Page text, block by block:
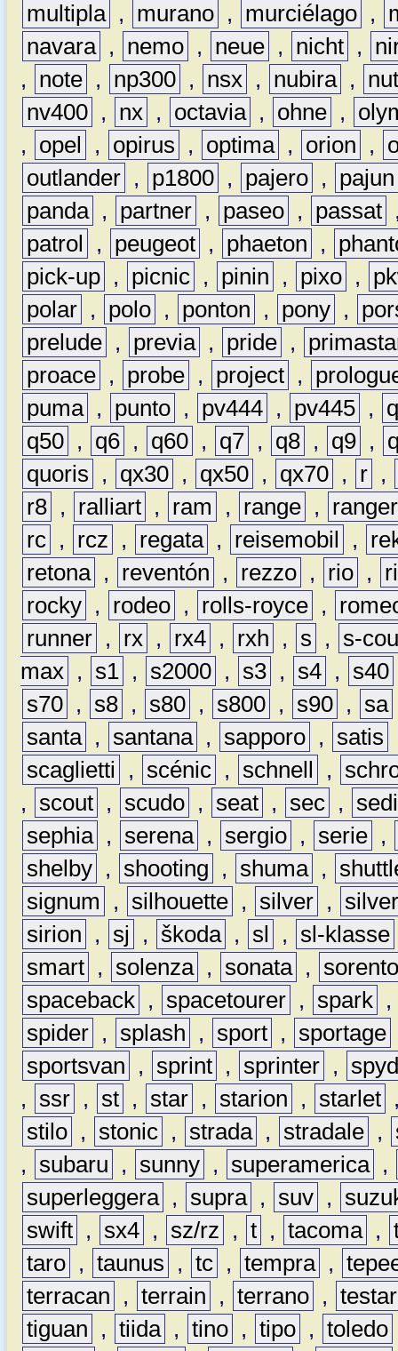
multipla , murano , murciélago ,
navara , nemo , neue , nicht ,
,
note , np300 , nsx , nubira ,
nv400 , nx , octavia , ohne ,
,
opel , opirus , optima , orion ,
outlander , p1800 , pajero ,
pajun
panda , partner , paseo , passat
patrol
, peugeot , phaeton ,
pick-up , picnic , pinin , pixo ,
polar , polo , ponton , pony ,
prelude , previa , pride ,
proace , probe , project ,
puma , punto , pv444 , pv445 ,
q50 , q6 , q60 , q7 , q8 , q9 ,
quoris
, qx30 , qx50 , qx70 , r ,
r8 , ralliart , ram , range ,
ranger
rc , rcz , regata , reisemobil ,
retona , reventón , rezzo , rio ,
rocky , rodeo , rolls-royce ,
runner , rx , rx4 , rxh , s ,
s-
max , s1 , s2000 , s3 , s4 , s40
s70 , s8 , s80 , s800 , s90 , sa
santa , santana , sapporo , satis
scaglietti
, scénic , schnell ,
,
scout , scudo , seat , sec ,
sephia , serena , sergio , serie ,
shelby , shooting , shuma ,
signum
, silhouette , silver ,
sirion
, sj , škoda , sl , sl-klasse
smart , solenza , sonata ,
spaceback , spacetourer , spark ,
spider , splash , sport , sportage
sportsvan
, sprint , sprinter ,
,
ssr , st , star , starion , starlet
stilo , stonic , strada , stradale ,
,
subaru , sunny , superamerica ,
superleggera , supra , suv ,
swift , sx4 , sz/rz , t , tacoma ,
taro , taunus , tc , tempra ,
terracan
, terrain , terrano ,
tiguan
, tiida , tino , tipo , toledo